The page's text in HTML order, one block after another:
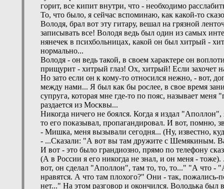
горит, все кипит внутри, что - необходимо
То, что было, я сейчас вспоминаю, как какой-то
Володя, брал вот эту гитару, вешал на грязной
записывать все! Володя ведь был один из самых
нянечек в психбольницах, какой он был хитрый -
нормально...
Володя - он ведь такой, в своем характере он
прищурит - хитрый глаз! Ох, хитрый! Если захочет
Но зато если он к кому-то относился нежно, - вот,
между нами... Я был как бы рослее, в свое время
супруга, которая мне где-то по пояс, называет
раздается из Москвы...
Никогда ничего не боялся. Когда я издал
то его показывал, пропагандировал. И вот, помню,
- Мишка, меня вызывали сегодня... (Ну, известно,
- ...Сказали: "А вот вы там дружите с Шемякиным.
И вот - это было грандиозно, прямо по телефону
(А в России я его никогда не знал, и он меня -
вот, он сделал "Аполлон", там то, то, то..." "А что
нравятся. А что там плохого?" Они - так,
нет..." На этом разговор и окончился. Володька был